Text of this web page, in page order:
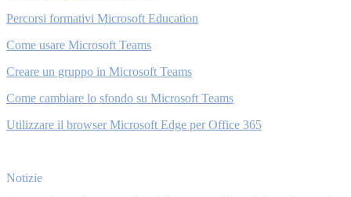
Percorsi formativi Microsoft Education
Come usare Microsoft Teams
Creare un gruppo in Microsoft Teams
Come cambiare lo sfondo su Microsoft Teams
Utilizzare il browser Microsoft Edge per Office 365
Notizie